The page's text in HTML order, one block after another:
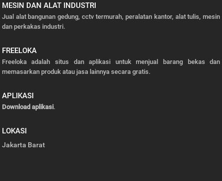
MESIN DAN ALAT INDUSTRI
Jual alat bangunan gedung, cctv termurah, peralatan kantor, alat tulis, mesin
dan perkakas industri.
FREELOKA
Freeloka adalah situs dan aplikasi untuk menjual barang bekas dan
memasarkan produk atau jasa lainnya secara gratis.
APLIKASI
Download aplikasi.
LOKASI
Jakarta Barat